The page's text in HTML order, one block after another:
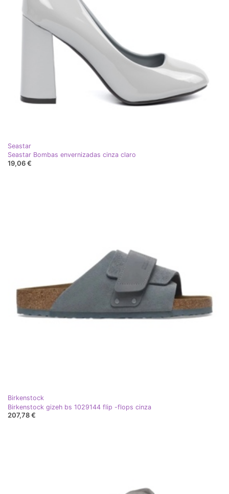
Seastar
Seastar Bombas envernizadas cinza claro
19,06 €
Birkenstock
Birkenstock gizeh bs 1029144 flip -flops cinza
207,78 €